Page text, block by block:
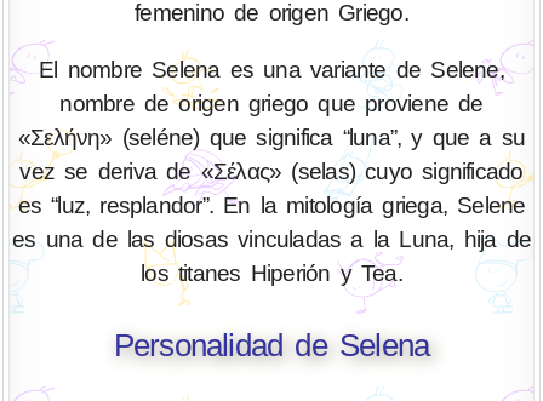
femenino de origen Griego.
El nombre Selena es una variante de Selene,
nombre de origen griego que proviene de
«Σελήνη» (seléne) que significa “luna”, y que a su
vez se deriva de «Σέλας» (selas) cuyo significado
es “luz, resplandor”. En la mitología griega, Selene
es una de las diosas vinculadas a la Luna, hija de
los titanes Hiperión y Tea.
Personalidad de Selena